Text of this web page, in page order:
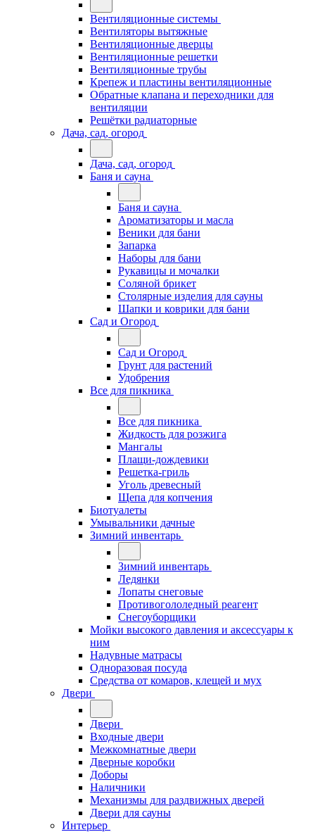
Вентиляционные системы
Вентиляторы вытяжные
Вентиляционные дверцы
Вентиляционные решетки
Вентиляционные трубы
Крепеж и пластины вентиляционные
Обратные клапана и переходники для
вентиляции
Решётки радиаторные
Дача, сад, огород
Дача, сад, огород
Баня и сауна
Баня и сауна
Ароматизаторы и масла
Веники для бани
Запарка
Наборы для бани
Рукавицы и мочалки
Соляной брикет
Столярные изделия для сауны
Шапки и коврики для бани
Сад и Огород
Сад и Огород
Грунт для растений
Удобрения
Все для пикника
Все для пикника
Жидкость для розжига
Мангалы
Плащи-дождевики
Решетка-гриль
Уголь древесный
Щепа для копчения
Биотуалеты
Умывальники дачные
Зимний инвентарь
Зимний инвентарь
Ледянки
Лопаты снеговые
Противогололедный реагент
Снегоуборщики
Мойки высокого давления и аксессуары к
ним
Надувные матрасы
Одноразовая посуда
Средства от комаров, клещей и мух
Двери
Двери
Входные двери
Межкомнатные двери
Дверные коробки
Доборы
Наличники
Механизмы для раздвижных дверей
Двери для сауны
Интерьер